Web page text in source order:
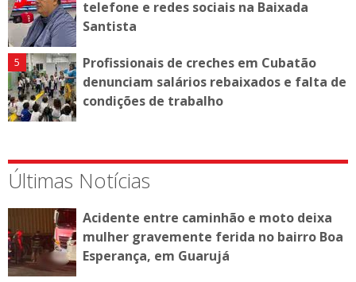
telefone e redes sociais na Baixada
Santista
Profissionais de creches em Cubatão
denunciam salários rebaixados e falta de
condições de trabalho
Últimas Notícias
Acidente entre caminhão e moto deixa
mulher gravemente ferida no bairro Boa
Esperança, em Guarujá